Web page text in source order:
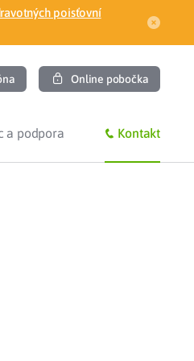
poisťovní
Online pobočka
a podpora Kontakt